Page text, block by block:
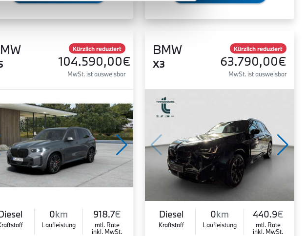
Kürzlich reduziert
104.590,00€
MwSt. ist ausweisbar
0km
Laufleistung
918.7€
mtl. Rate
inkl. MwSt.
BMW
X3
Kürzlich reduziert
63.790,00€
MwSt. ist ausweisbar
Diesel
Kraftstoff
0km
Laufleistung
440.9€
mtl. Rate
inkl. MwSt.